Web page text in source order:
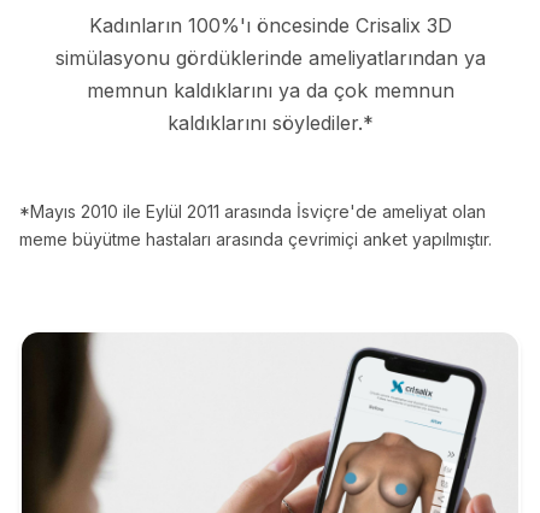
Kadınların 100%'ı öncesinde Crisalix 3D
simülasyonu gördüklerinde ameliyatlarından ya
memnun kaldıklarını ya da çok memnun
kaldıklarını söylediler.*
*Mayıs 2010 ile Eylül 2011 arasında İsviçre'de ameliyat olan
meme büyütme hastaları arasında çevrimiçi anket yapılmıştır.